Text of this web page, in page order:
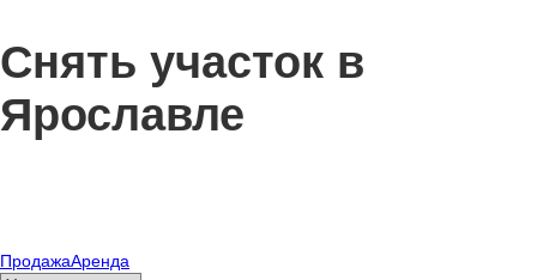
Снять участок в
Ярославле
ПродажаАренда